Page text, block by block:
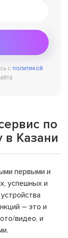
с политикой
по
в Казани
первыми и
успешных и
– это и
видео, и